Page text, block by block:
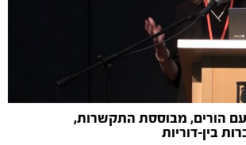
עם הורים, מבוססת התקשרות,
בין-דוריות